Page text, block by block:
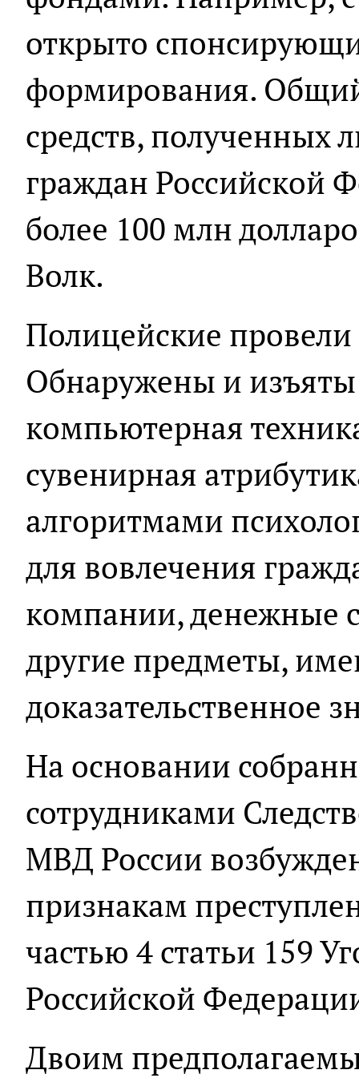
открыто
формирования.
средств, полученных
граждан Российской
более 100 млн
Волк.
Полицейские
Обнаружены и изъяты
компьютерная
сувенирная
алгоритмами
для вовлечения
компании, денежные
другие предметы,
доказательственное
На основании
сотрудниками
МВД России
признакам
частью 4 статьи 159
Российской
Двоим